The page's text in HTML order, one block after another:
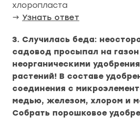
хлоропласта
→ Узнать ответ
3. Случилась беда:
садовод просыпал на
неорганическими
растений! В составе
соединения с
медью, железом, хлором и
Собрать порошковое